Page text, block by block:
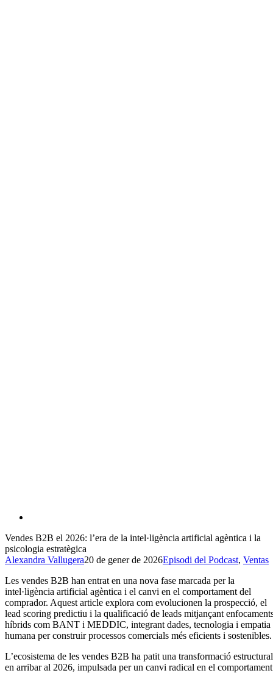
Vendes B2B el 2026: l’era de la intel·ligència artificial agèntica i la
psicologia estratègica
Alexandra Vallugera20 de gener de 2026Episodi del Podcast, Ventas
Les vendes B2B han entrat en una nova fase marcada per la
intel·ligència artificial agèntica i el canvi en el comportament del
comprador. Aquest article explora com evolucionen la prospecció, el
lead scoring predictiu i la qualificació de leads mitjançant
híbrids com BANT i MEDDIC, integrant dades, tecnologia i empatia
humana per construir processos comercials més eficients i sostenibles.
L’ecosistema de les vendes B2B ha patit una transformació estructural
en arribar al 2026, impulsada per un canvi radical en el comportament